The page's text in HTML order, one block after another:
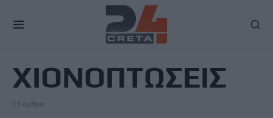
ΧΙΟΝΟΠΤΩΣΕΙΣ
11 άρθρα